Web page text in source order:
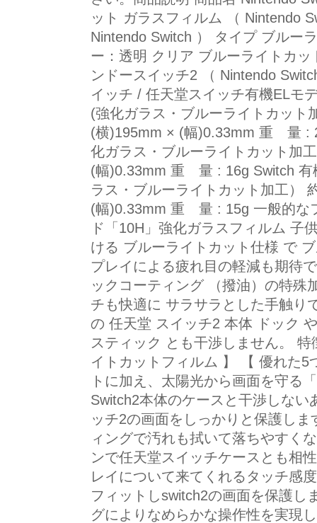
ット ガラスフィルム （ Nintendo
Nintendo Switch ） タイプ ブルー
ー：透明 クリア ブルーライトカ
ンドースイッチ2 （ Nintendo
イッチ / 任天堂スイッチ有機ELモ
(強化ガラス・ブルーライトカット
(横)195mm × (幅)0.33mm 重 量 :
化ガラス・ブルーライトカット加
(幅)0.33mm 重 量 : 16g Switch 有
ラス・ブルーライトカット加工）
(幅)0.33mm 重 量 : 15g 一般的な
ド「10H」強化ガラスフィルム 子
ける ブルーライトカット仕様 で
プレイによる疲れ目の軽減も期待
ックコーティング （撥油）の特殊
チも快適に サラサラとした手触り
の 任天堂 スイッチ2 本体 ドック
スティック とも干渉しません。
イトカットフィルム 】 【 優れた
トに加え、太陽光から画面を守る
Switch2本体のケースと干渉しな
ッチ2の画面をしっかりと保護し
ィングで汚れも拭いて落ちやすく
ンで任天堂スイッチケースとも相
レイについて来てくれるタッチ感
フィットしswitch2の画面を保護し
グによりなめらかな操作性を実現